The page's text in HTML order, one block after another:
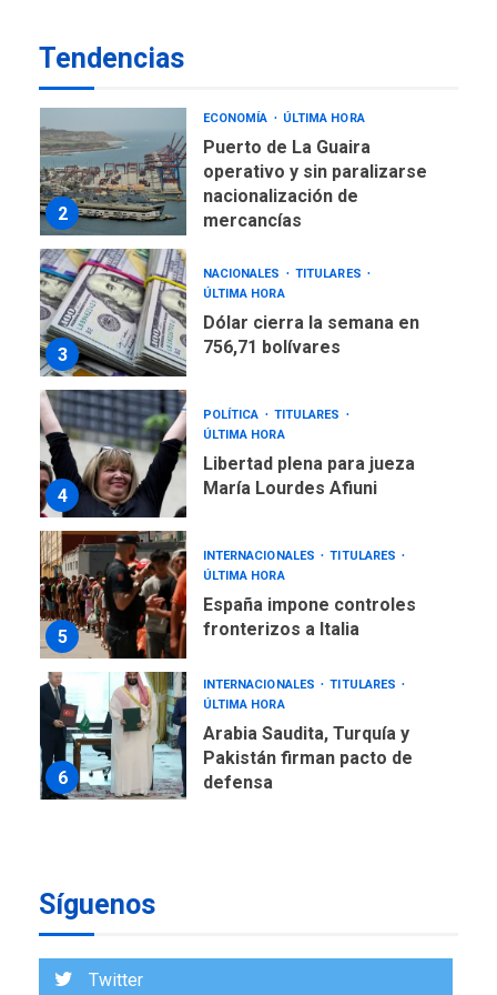
Tendencias
1
2
ECONOMÍA ÚLTIMA HORA
Puerto de La Guaira
operativo y sin paralizarse
nacionalización de
mercancías
3
NACIONALES
TITULARES
ÚLTIMA HORA
Dólar cierra la semana en
756,71 bolívares
4
POLÍTICA
TITULARES
ÚLTIMA HORA
Libertad plena para jueza
María Lourdes Afiuni
5
INTERNACIONALES
TITULARES
ÚLTIMA HORA
España impone controles
fronterizos a Italia
6
INTERNACIONALES
TITULARES
ÚLTIMA HORA
Arabia Saudita, Turquía y
Pakistán firman pacto de
defensa
7
Síguenos
Twitter